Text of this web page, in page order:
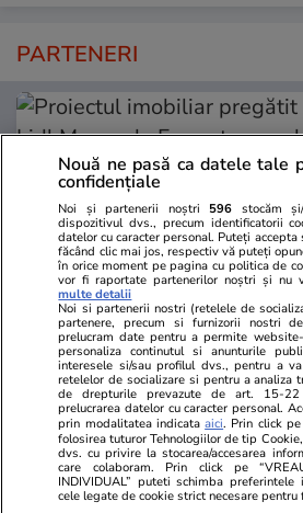
PARTENERI
ZiaruldeIasi.ro
Proiectul imobiliar pregătit
Lidl Moara de Foc este scos la
vânzare. Dezvoltatorul este
asociat în piață cu un alt
de anvergură
Nouă ne pasă ca datele tale
confidențiale
Noi și partenerii noștri 596 stocăm
dispozitivul dvs., precum identificatorii
datelor cu caracter personal. Puteți
făcând clic mai jos, respectiv vă puteți
în orice moment pe pagina cu politica de
vor fi raportate partenerilor noștri și nu
multe detalii
Noi si partenerii nostri (retelele de
partenere, precum si furnizorii nostri
prelucram date pentru a permite
personaliza continutul si anunturile
interesele si/sau profilul dvs., pentru a
retelelor de socializare si pentru a analiza
de drepturile prevazute de art. 15-
prelucrarea datelor cu caracter personal.
prin modalitatea indicataaici. Prin click pe
folosirea tuturor Tehnologiilor de tip
dvs. cu privire la stocarea/accesarea
care colaboram. Prin click pe
INDIVIDUAL” puteti schimba
cele legate de cookie strict necesare